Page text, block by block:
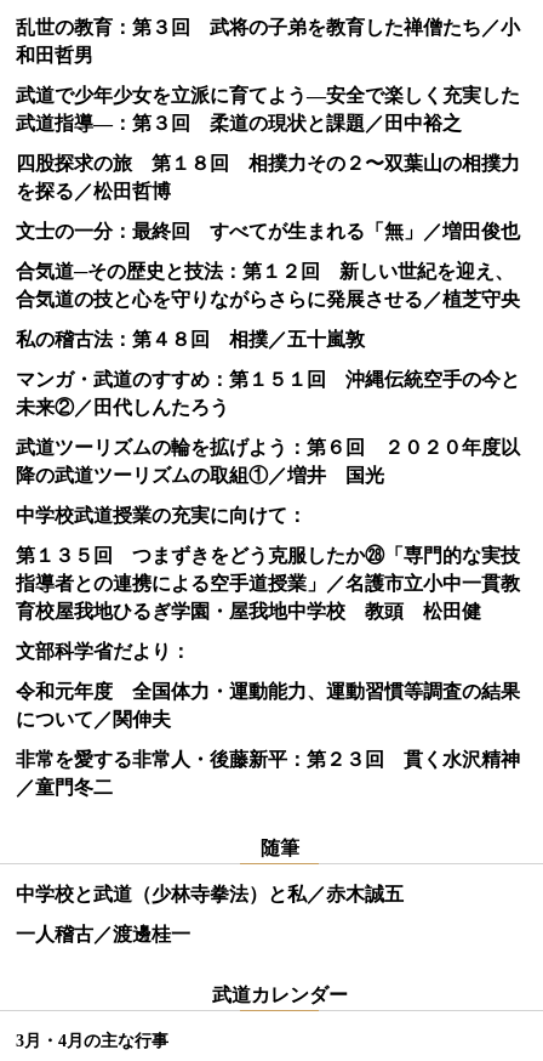
乱世の教育：第３回 武将の子弟を教育した禅僧たち／小
和田哲男
武道で少年少女を立派に育てよう―安全で楽しく充実した
武道指導―：第３回 柔道の現状と課題／田中裕之
四股探求の旅 第１８回 相撲力その２〜双葉山の相撲力
を探る／松田哲博
文士の一分：最終回 すべてが生まれる「無」／増田俊也
合気道─その歴史と技法：第１２回 新しい世紀を迎え、
合気道の技と心を守りながらさらに発展させる／植芝守央
私の稽古法：第４８回 相撲／五十嵐敦
マンガ・武道のすすめ：第１５１回 沖縄伝統空手の今と
未来②／田代しんたろう
武道ツーリズムの輪を拡げよう：第６回 ２０２０年度以
降の武道ツーリズムの取組①／増井 国光
中学校武道授業の充実に向けて：
第１３５回 つまずきをどう克服したか㉘「専門的な実技
指導者との連携による空手道授業」／名護市立小中一貫教
育校屋我地ひるぎ学園・屋我地中学校 教頭 松田健
文部科学省だより：
令和元年度 全国体力・運動能力、運動習慣等調査の結果
について／関伸夫
非常を愛する非常人・後藤新平：第２３回 貫く水沢精神
／童門冬二
随筆
中学校と武道（少林寺拳法）と私／赤木誠五
一人稽古／渡邊桂一
武道カレンダー
3月・4月の主な行事